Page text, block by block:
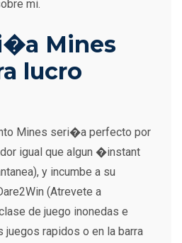
mi.
Mines
lucro
Mines seri�a perfecto por
igual que algun �instant
y incumbe a su
(Atrevete a
de juego inonedas e
juegos rapidos o en la barra